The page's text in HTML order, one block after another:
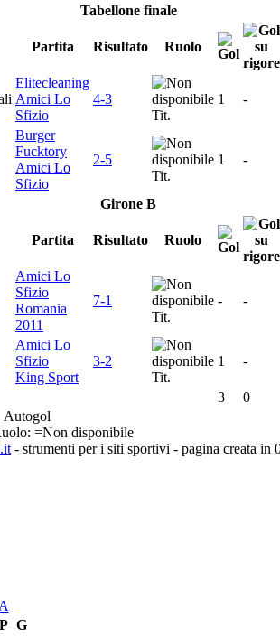
Tabellone finale
Partita Risultato Ruolo
Elitecleaning
Amici Lo
Sfizio
4-3
Tit.
1 -
Burger
Fucktory
Amici Lo
Sfizio
2-5
Tit.
1 -
Girone B
Partita Risultato Ruolo
Amici Lo
Sfizio
Romania
2011
7-1
Tit.
- -
Amici Lo
Sfizio
King Sport
3-2
Tit.
1 -
3
0
Autogol
=Non disponibile
- strumenti per i siti sportivi - pagina creata in
P G